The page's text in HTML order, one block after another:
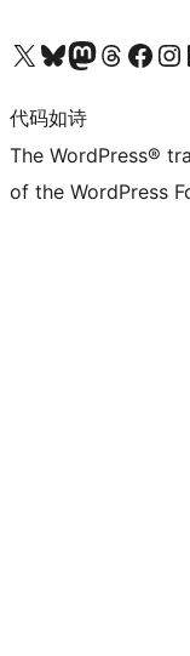
关注我们的 X（原 Twitter）账号访问我们的 Bluesky 账号关注我们的 Mastodon 账号访问我们的 Threads 账号 访问我们的 Facebook 公共主页关注我们的 Instagram 账号
代码如诗
The WordPress®
of the WordPress